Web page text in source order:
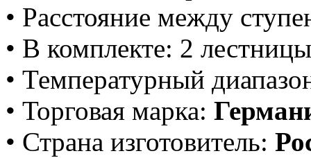
• Расстояние между
• В комплекте: 2
• Температурный
• Торговая марка:
• Страна изготовитель: